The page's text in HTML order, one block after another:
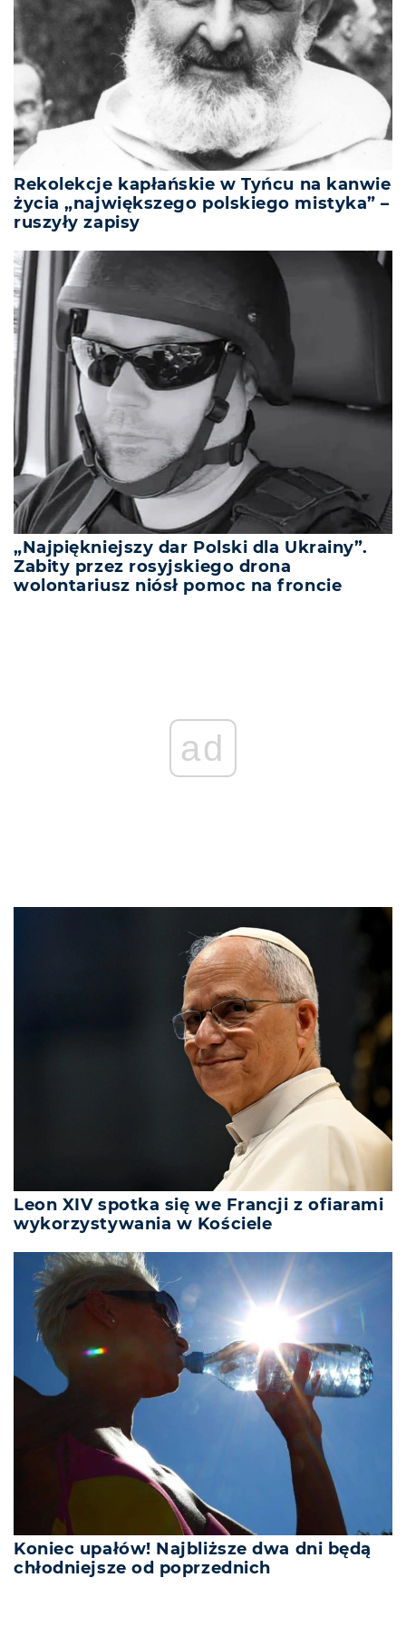
Rekolekcje kapłańskie w Tyńcu na kanwie
życia „największego polskiego mistyka” –
ruszyły zapisy
„Najpiękniejszy dar Polski dla Ukrainy”.
Zabity przez rosyjskiego drona
wolontariusz niósł pomoc na froncie
ad
Leon XIV spotka się we Francji z ofiarami
wykorzystywania w Kościele
Koniec upałów! Najbliższe dwa dni będą
chłodniejsze od poprzednich